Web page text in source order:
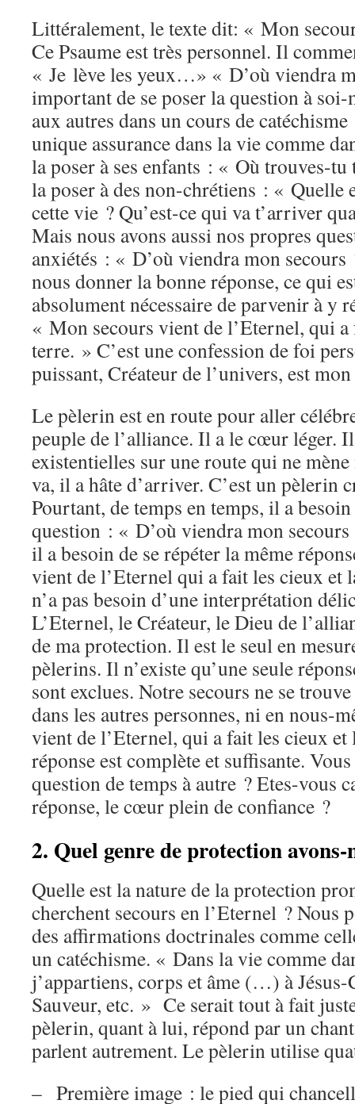
Littéralement, le texte dit: « Mon
Ce Psaume est très personnel. Il
« Je lève les yeux…» « D’où viendra
important de se poser la question à
aux autres dans un cours de
unique assurance dans la vie comme
la poser à ses enfants : « Où trouves-
la poser à des non-chrétiens : « Quelle
cette vie ? Qu’est-ce qui va t’arriver
Mais nous avons aussi nos propres
anxiétés : « D’où viendra mon
nous donner la bonne réponse, ce qui
absolument nécessaire de parvenir à y
« Mon secours vient de l’Eternel, qui
terre. » C’est une confession de foi
puissant, Créateur de l’univers, est
Le pèlerin est en route pour aller
peuple de l’alliance. Il a le cœur léger. Il
existentielles sur une route qui ne
va, il a hâte d’arriver. C’est un pèlerin
Pourtant, de temps en temps, il a
question : « D’où viendra mon
il a besoin de se répéter la même
vient de l’Eternel qui a fait les cieux et
n’a pas besoin d’une interprétation
L’Eternel, le Créateur, le Dieu de
de ma protection. Il est le seul en
pèlerins. Il n’existe qu’une seule
sont exclues. Notre secours ne se
dans les autres personnes, ni en nous-
vient de l’Eternel, qui a fait les cieux
réponse est complète et suffisante.
question de temps à autre ? Etes-vous
réponse, le cœur plein de confiance ?
2. Quel genre de protection
Quelle est la nature de la protection
cherchent secours en l’Eternel ? Nous
des affirmations doctrinales comme
un catéchisme. « Dans la vie comme
j’appartiens, corps et âme (…) à
Sauveur, etc. » Ce serait tout à fait
pèlerin, quant à lui, répond par un
parlent autrement. Le pèlerin utilise
– Première image : le pied qui